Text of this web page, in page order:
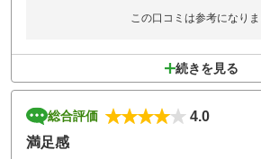
この口コミは参考になりま
続きを見る
総合評価
4.0
満足感